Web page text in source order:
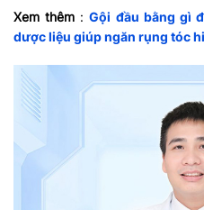
Xem thêm :Gội đầu bằng gì
dược liệu giúp ngăn rụng tóc